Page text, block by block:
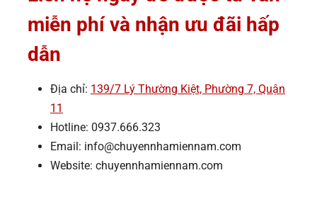
miễn phí và nhận ưu đãi hấp
dẫn
Địa chỉ: 139/7 Lý Thường Kiệt, Phường 7, Quận
11
Hotline: 0937.666.323
Email: info@chuyennhamiennam.com
Website: chuyennhamiennam.com